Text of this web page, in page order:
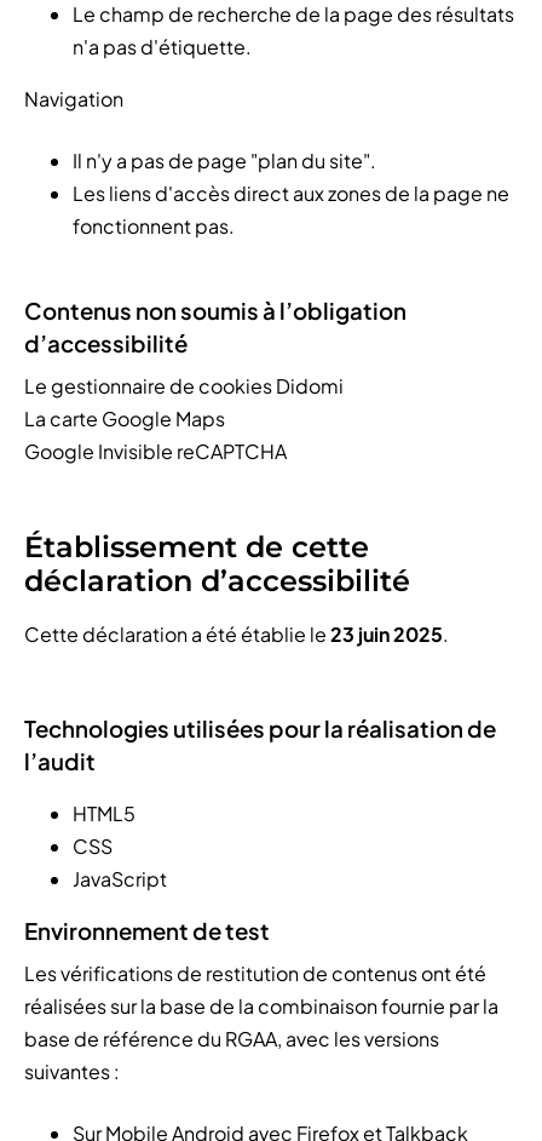
Le champ de recherche de la page des résultats
n'a pas d'étiquette.
Navigation
Il n'y a pas de page "plan du site".
Les liens d'accès direct aux zones de la page ne
fonctionnent pas.
Contenus non soumis à l’obligation
d’accessibilité
Le gestionnaire de cookies Didomi
La carte Google Maps
Google Invisible reCAPTCHA
Établissement de cette
déclaration d’accessibilité
Cette déclaration a été établie le23 juin 2025.
Technologies utilisées pour la réalisation de
l’audit
HTML5
CSS
JavaScript
Environnement de test
Les vérifications de restitution de contenus ont été
réalisées sur la base de la combinaison fournie par la
base de référence du RGAA, avec les versions
suivantes :
Sur Mobile Android avec Firefox et Talkback